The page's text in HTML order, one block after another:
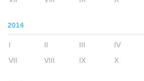
2014
I II III IV
VII
VIII IX X